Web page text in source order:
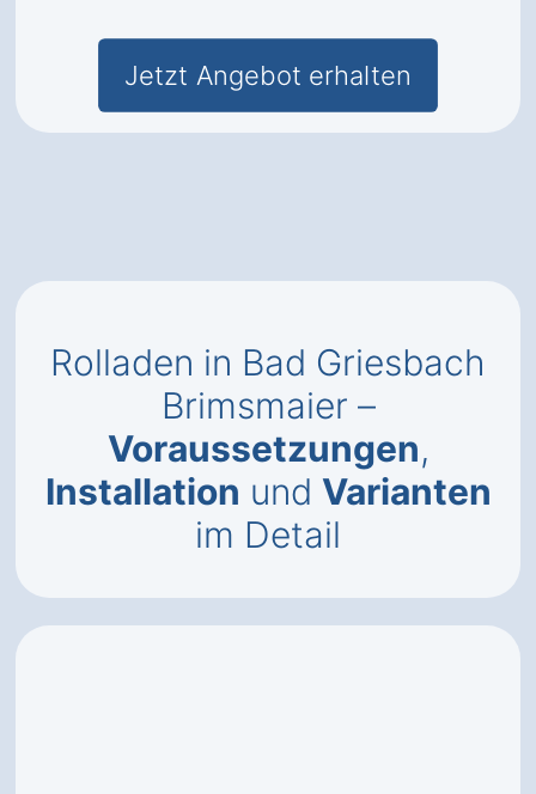
Jetzt Angebot erhalten
Rolladen in Bad Griesbach
Brimsmaier –
Voraussetzungen,
Installation und Varianten
im Detail